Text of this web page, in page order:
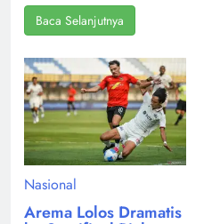
Baca Selanjutnya
Nasional
Arema Lolos Dramatis